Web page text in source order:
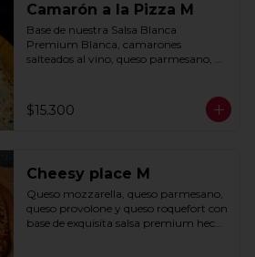
Camarón a la Pizza M
Base de nuestra Salsa Blanca
Premium Blanca, camarones
salteados al vino, queso parmesano,
$15.300
Cheesy place M
Queso mozzarella, queso parmesano,
queso provolone y queso roquefort con
base de exquisita salsa premium hecha